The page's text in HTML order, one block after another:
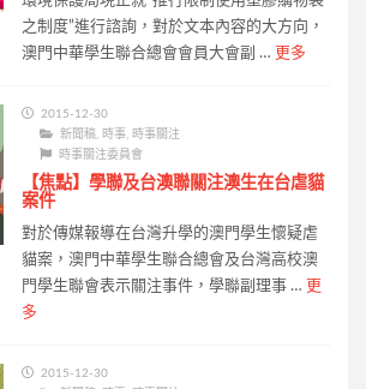
之制度”進行諮詢，對於文本內容的大方向，
澳門中華學生聯合總會會員大會副 … 更多
2015-12-30
新聞稿, 時事, 時事關注
時事關注委員會
【焦點】學聯及台澳聯關注澳生在台虐貓
案件
對於傳媒報導在台灣升學的澳門學生懷疑虐
貓案，澳門中華學生聯合總會及台灣高校澳
門學生聯會表示關注事件，學聯副理事 … 更
多
2015-12-30